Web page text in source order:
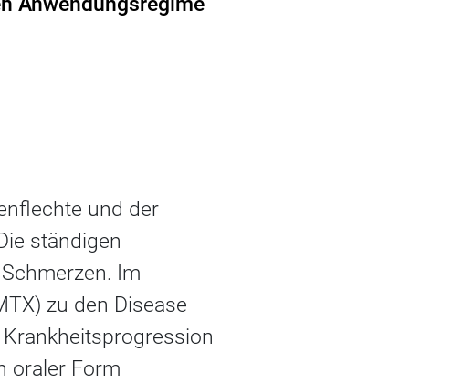
und der
ständigen
Im
zu den Disease
oraler Form